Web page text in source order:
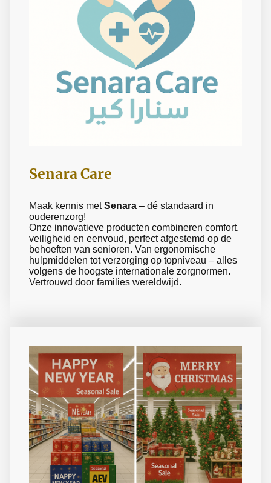
Senara Care
Maak kennis metSenara – dé standaard in
ouderenzorg!
Onze innovatieve producten combineren comfort,
veiligheid en eenvoud, perfect afgestemd op de
behoeften van senioren. Van ergonomische
hulpmiddelen tot verzorging op topniveau – alles
volgens de hoogste internationale zorgnormen.
Vertrouwd door families wereldwijd.